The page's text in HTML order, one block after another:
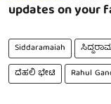
updates on your
Siddaramaiah
ದೆಹಲಿ ಭೇಟಿ
​Rahul